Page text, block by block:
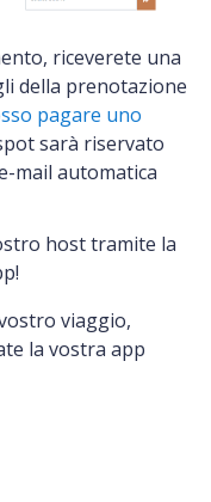
riceverete una
della prenotazione
pagare uno
sarà riservato
mail automatica
host tramite la
viaggio,
la vostra app